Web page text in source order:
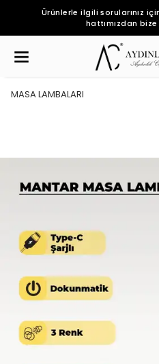
Ürünlerle ilgili sorularınız
hattımızdan
MASA LAMBALARI